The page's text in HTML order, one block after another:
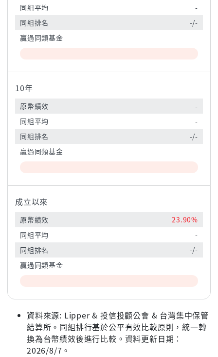
同組平均
-
同組排名
-/-
贏過同類基金
10年
原幣績效
-
同組平均
-
同組排名
-/-
贏過同類基金
成立以來
原幣績效
23.90%
同組平均
-
同組排名
-/-
贏過同類基金
資料來源: Lipper & 投信投顧公會 & 台灣集中保管
結算所。同組排行基於公平有效比較原則，統一轉
換為台幣績效後進行比較。資料更新日期：
2026/8/7。